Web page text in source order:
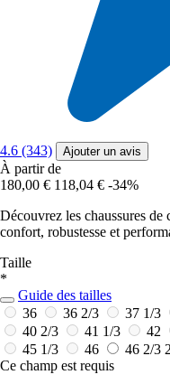
4.6 (343) Ajouter un avis
À partir de
180,00 € 118,04 € -34%
Découvrez les chaussures
confort, robustesse et
Taille
*
Guide des tailles
36
36 2/3 37 1/3
40 2/3
41 1/3 42
45 1/3
46 46 2/3
Ce champ est requis